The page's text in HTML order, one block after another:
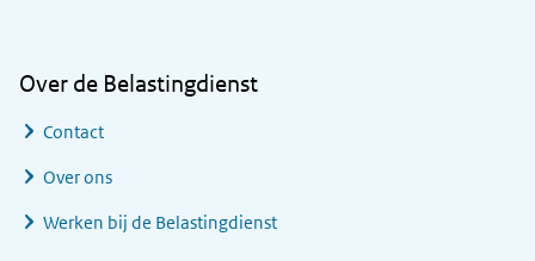
Over de Belastingdienst
Contact
Over ons
Werken bij de Belastingdienst